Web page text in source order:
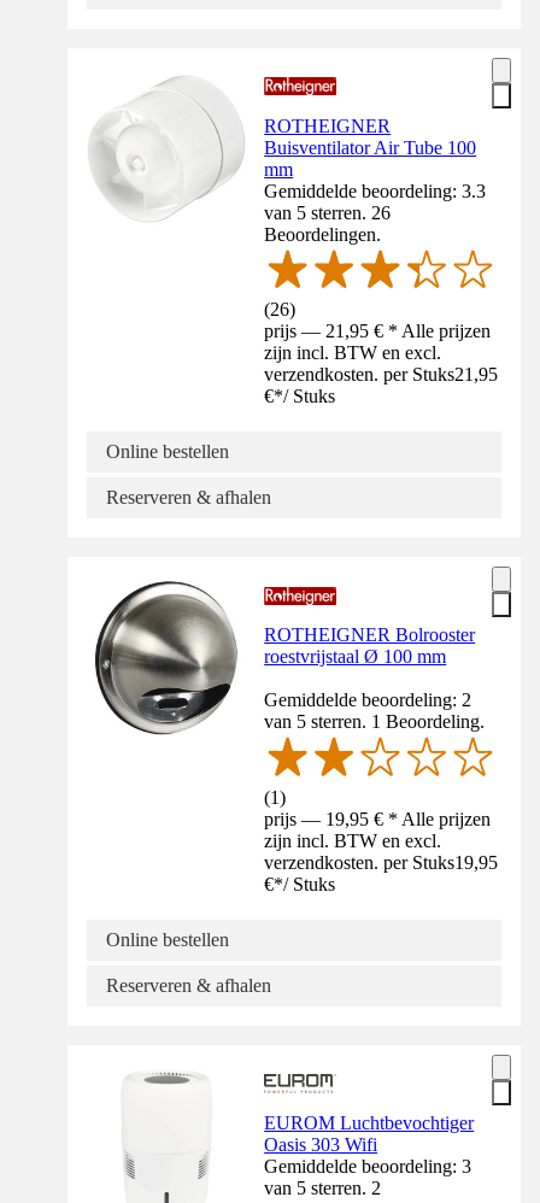
ROTHEIGNER
Buisventilator Air Tube 100
mm
Gemiddelde beoordeling: 3.3
van 5 sterren. 26
Beoordelingen.
(26)
prijs — 21,95 € * Alle prijzen
zijn incl. BTW en excl.
verzendkosten. per Stuks21,95
€*/ Stuks
Online bestellen
Reserveren & afhalen
ROTHEIGNER Bolrooster
roestvrijstaal Ø 100 mm
Gemiddelde beoordeling: 2
van 5 sterren. 1 Beoordeling.
(1)
prijs — 19,95 € * Alle prijzen
zijn incl. BTW en excl.
verzendkosten. per Stuks19,95
€*/ Stuks
Online bestellen
Reserveren & afhalen
EUROM Luchtbevochtiger
Oasis 303 Wifi
Gemiddelde beoordeling: 3
van 5 sterren. 2